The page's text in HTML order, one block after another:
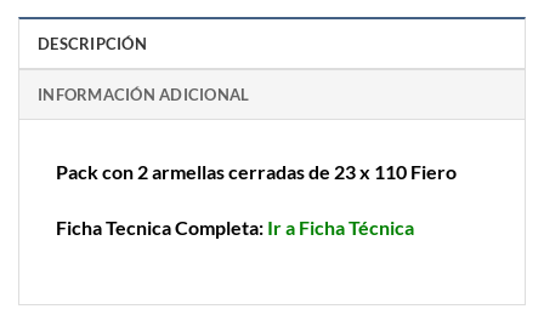
DESCRIPCIÓN
INFORMACIÓN ADICIONAL
Pack con 2 armellas cerradas de 23 x 110 Fiero
Ficha Tecnica Completa: Ir a Ficha Técnica